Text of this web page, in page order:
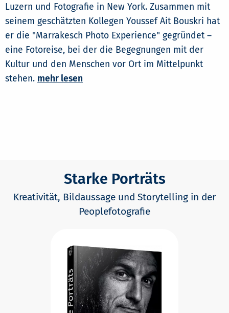
Luzern und Fotografie in New York. Zusammen mit
seinem geschätzten Kollegen Youssef Ait Bouskri hat
er die "Marrakesch Photo Experience" gegründet –
eine Fotoreise, bei der die Begegnungen mit der
Kultur und den Menschen vor Ort im Mittelpunkt
stehen. mehr lesen
Starke Porträts
Kreativität, Bildaussage und Storytelling in der
Peoplefotografie